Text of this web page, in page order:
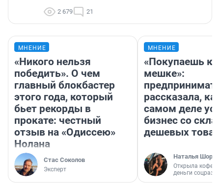
2 679 21
МНЕНИЕ
«Никого нельзя
победить». О чем
главный блокбастер
этого года, который
бьет рекорды в
прокате: честный
отзыв на «Одиссею»
Нолана
Стас Соколов
Эксперт
МНЕНИЕ
«Покупаешь
мешке»:
рассказала,
самом деле
бизнес со
дешевых
Наталья
Открыла
деньги